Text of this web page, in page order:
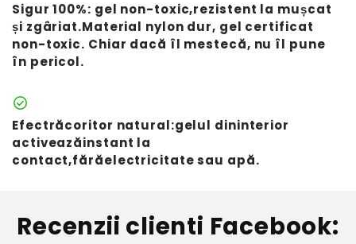
Sigur 100%: gel non-toxic,rezistent la mușcat
și zgâriat.Material nylon dur, gel certificat
non-toxic. Chiar dacă îl mestecă, nu îl pune
în pericol.
check_circle
Efectrăcoritor natural:gelul dininterior
activeazăinstant la
contact,fărăelectricitate sau apă.
Recenzii clienti Facebook: